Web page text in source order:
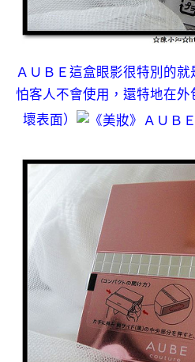
ＡＵＢＥ這盒眼影很特別的就
怕客人不會使用，還特地在
壞表面）